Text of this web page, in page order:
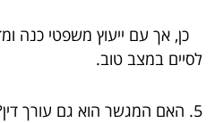
כן, אך עם ייעוץ משפטי כנה
לסיים במצב טוב.
5. האם המגשר הוא גם עורך דין?